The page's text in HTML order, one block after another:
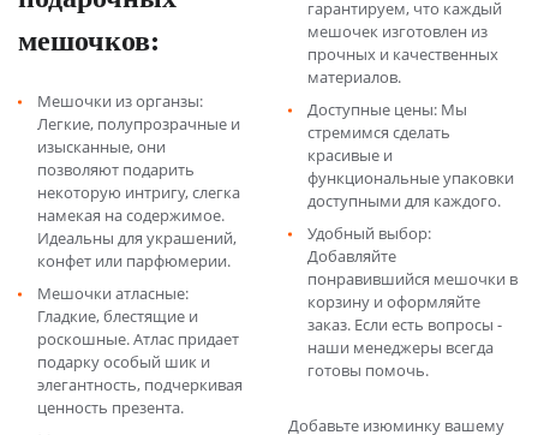
мешочков:
Мешочки из органзы:
Легкие, полупрозрачные и
изысканные, они
позволяют подарить
некоторую интригу, слегка
намекая на содержимое.
Идеальны для украшений,
конфет или парфюмерии.
Мешочки атласные:
Гладкие, блестящие и
роскошные. Атлас придает
подарку особый шик и
элегантность, подчеркивая
ценность презента.
гарантируем, что каждый
мешочек изготовлен из
прочных и качественных
материалов.
Доступные цены: Мы
стремимся сделать
красивые и
функциональные упаковки
доступными для каждого.
Удобный выбор:
Добавляйте
понравившийся мешочки в
корзину и оформляйте
заказ. Если есть вопросы -
наши менеджеры всегда
готовы помочь.
Добавьте изюминку вашему